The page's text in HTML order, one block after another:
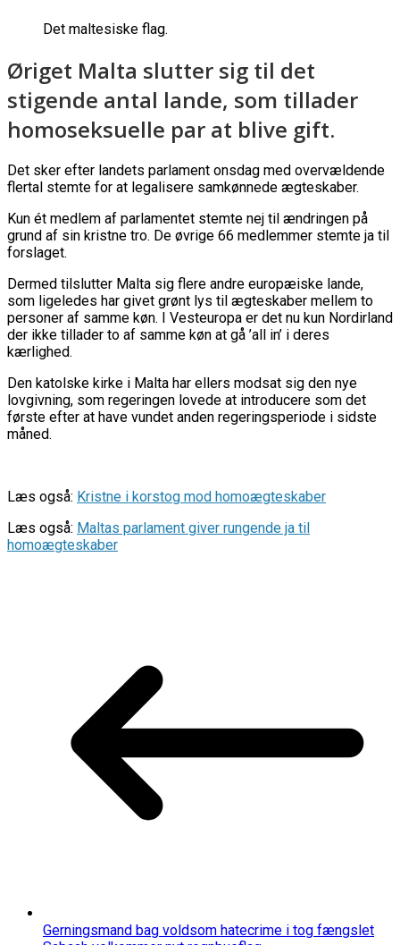
Det maltesiske flag.
Øriget Malta slutter sig til det
stigende antal lande, som tillader
homoseksuelle par at blive gift.
Det sker efter landets parlament onsdag med overvældende
flertal stemte for at legalisere samkønnede ægteskaber.
Kun ét medlem af parlamentet stemte nej til ændringen på
grund af sin kristne tro. De øvrige 66 medlemmer stemte ja til
forslaget.
Dermed tilslutter Malta sig flere andre europæiske lande,
som ligeledes har givet grønt lys til ægteskaber mellem to
personer af samme køn. I Vesteuropa er det nu kun Nordirland
der ikke tillader to af samme køn at gå ’all in’ i deres
kærlighed.
Den katolske kirke i Malta har ellers modsat sig den nye
lovgivning, som regeringen lovede at introducere som det
første efter at have vundet anden regeringsperiode i sidste
måned.
Læs også: Kristne i korstog mod homoægteskaber
Læs også: Maltas parlament giver rungende ja til
homoægteskaber
Gerningsmand bag voldsom hatecrime i tog fængslet